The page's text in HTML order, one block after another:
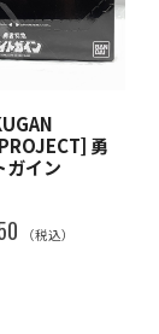
勇
ガイン
（税込）